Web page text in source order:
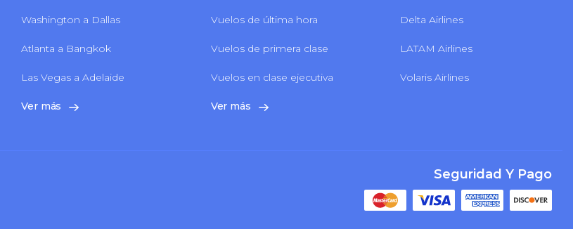
Washington a Dallas
Atlanta a Bangkok
Las Vegas a Adelaide
Ver más
Vuelos de última hora
Vuelos de primera clase
Vuelos en clase ejecutiva
Ver más
Delta Airlines
LATAM Airlines
Volaris Airlines
Seguridad Y Pago